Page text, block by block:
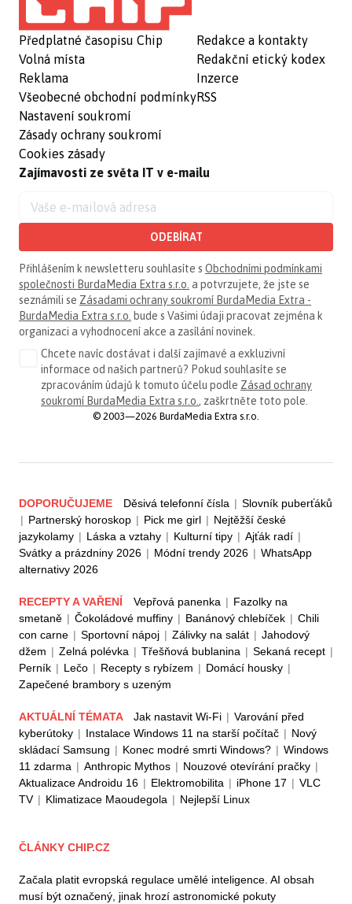
Předplatné časopisu Chip
Volná místa
Reklama
Všeobecné obchodní podmínky
Nastavení soukromí
Zásady ochrany soukromí
Cookies zásady
Redakce a kontakty
Redakční etický kodex
Inzerce
RSS
Zajímavosti ze světa IT v e-mailu
ODEBÍRAT
Přihlášením k newsletteru souhlasíte s Obchodními podmínkami
společnosti BurdaMedia Extra s.r.o. a potvrzujete, že jste se
seznámili se Zásadami ochrany soukromí BurdaMedia Extra -
BurdaMedia Extra s.r.o. bude s Vašimi údaji pracovat zejména k
organizaci a vyhodnocení akce a zasílání novinek.
Chcete navíc dostávat i další zajímavé a exkluzivní
informace od našich partnerů? Pokud souhlasíte se
zpracováním údajů k tomuto účelu podle Zásad ochrany
soukromí BurdaMedia Extra s.r.o., zaškrtněte toto pole.
© 2003—2026 BurdaMedia Extra s.r.o.
DOPORUČUJEME Děsivá telefonní čísla | Slovník puberťáků
| Partnerský horoskop | Pick me girl | Nejtěžší české
jazykolamy | Láska a vztahy | Kulturní tipy | Ajťák radí |
Svátky a prázdniny 2026 | Módní trendy 2026 | WhatsApp
alternativy 2026
RECEPTY A VAŘENÍ Vepřová panenka | Fazolky na
smetaně | Čokoládové muffiny | Banánový chlebíček | Chili
con carne | Sportovní nápoj | Zálivky na salát | Jahodový
džem | Zelná polévka | Třešňová bublanina | Sekaná recept |
Perník | Lečo | Recepty s rybízem | Domácí housky |
Zapečené brambory s uzeným
AKTUÁLNÍ TÉMATA Jak nastavit Wi-Fi | Varování před
kyberútoky | Instalace Windows 11 na starší počítač | Nový
skládací Samsung | Konec modré smrti Windows? | Windows
11 zdarma | Anthropic Mythos | Nouzové otevírání pračky |
Aktualizace Androidu 16 | Elektromobilita | iPhone 17 | VLC
TV | Klimatizace Maoudegola | Nejlepší Linux
ČLÁNKY CHIP.CZ
Začala platit evropská regulace umělé inteligence. AI obsah
musí být označený, jinak hrozí astronomické pokuty